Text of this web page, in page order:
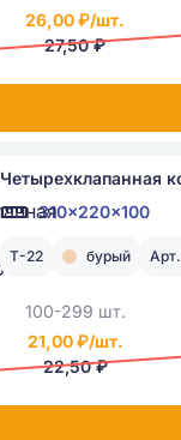
26,00 ₽/шт.
27,50 ₽
Четырехклапанная
310x220x100
Т-22 бурый
100-299 шт.
21,00 ₽/шт.
22,50 ₽